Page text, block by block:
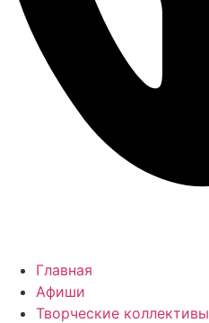
Главная
Афиши
Творческие коллективы